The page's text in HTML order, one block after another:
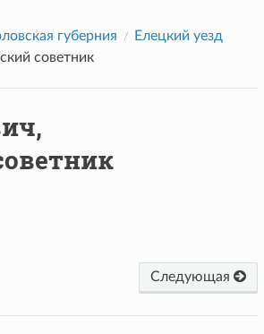
губерния
Елецкий уезд
советник
Следующая